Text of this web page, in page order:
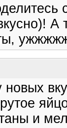
А
новых
и